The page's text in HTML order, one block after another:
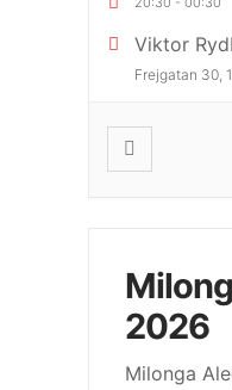
Viktor
Frejgatan 30,
2026
Milonga